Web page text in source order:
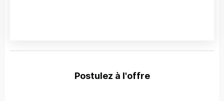
Postulez à l'offre